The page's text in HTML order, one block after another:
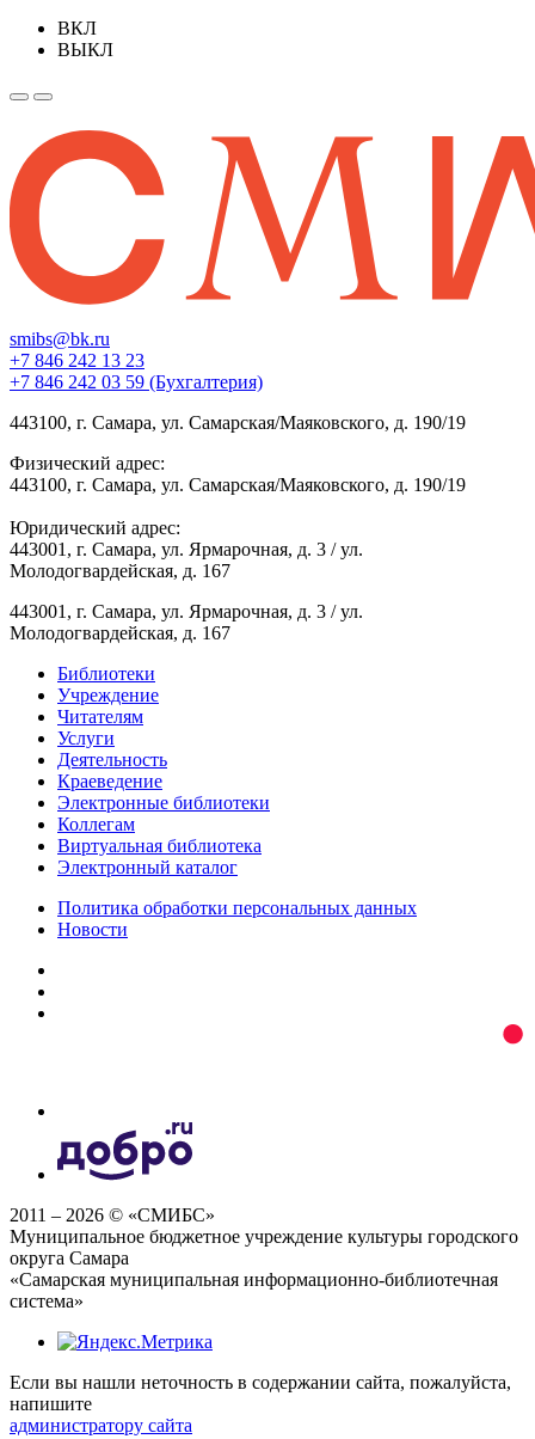
ВКЛ
ВЫКЛ
smibs@bk.ru
+7 846 242 13 23
+7 846 242 03 59 (Бухгалтерия)
443100, г. Самара, ул. Самарская/Маяковского, д. 190/19
Физический адрес:
443100, г. Самара, ул. Самарская/Маяковского, д. 190/19
Юридический адрес:
443001, г. Самара, ул. Ярмарочная, д. 3 / ул.
Молодогвардейская, д. 167
443001, г. Самара, ул. Ярмарочная, д. 3 / ул.
Молодогвардейская, д. 167
Библиотеки
Учреждение
Читателям
Услуги
Деятельность
Краеведение
Электронные библиотеки
Коллегам
Виртуальная библиотека
Электронный каталог
Политика обработки персональных данных
Новости
2011 – 2026 © «СМИБС»
Муниципальное бюджетное учреждение культуры городского
округа Самара
«Самарская муниципальная информационно-библиотечная
система»
Если вы нашли неточность в содержании сайта, пожалуйста,
напишите
администратору сайта